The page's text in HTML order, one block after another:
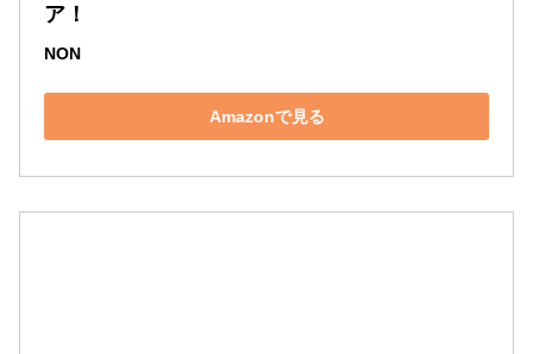
ア！
NON
Amazonで見る